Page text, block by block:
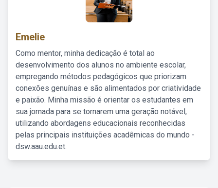
Emelie
Como mentor, minha dedicação é total ao
desenvolvimento dos alunos no ambiente escolar,
empregando métodos pedagógicos que priorizam
conexões genuínas e são alimentados por criatividade
e paixão. Minha missão é orientar os estudantes em
sua jornada para se tornarem uma geração notável,
utilizando abordagens educacionais reconhecidas
pelas principais instituições acadêmicas do mundo -
dsw.aau.edu.et.